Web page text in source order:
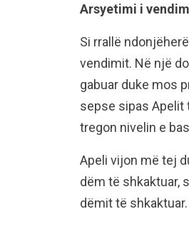
Arsyetimi i
Si rrallë
vendimit. Në një
gabuar duke mos
sepse sipas Apelit
tregon nivelin e
Apeli vijon më tej
dëm të shkaktuar,
dëmit të shkaktuar.